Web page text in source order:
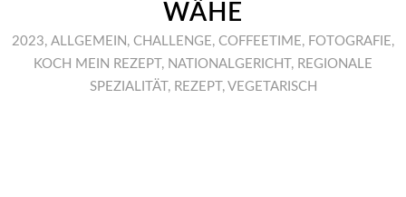
WÄHE
2023, ALLGEMEIN , CHALLENGE, COFFEETIME, FOTOGRAFIE,
KOCH MEIN REZEPT , NATIONALGERICHT , REGIONALE
SPEZIALITÄT , REZEPT , VEGETARISCH